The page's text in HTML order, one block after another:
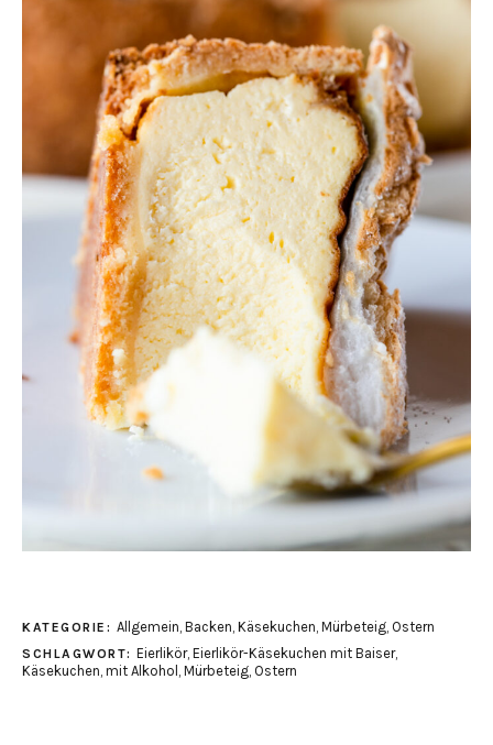
KATEGORIE: Allgemein Backen Käsekuchen Mürbeteig, Ostern
SCHLAGWORT: Eierlikör, Eierlikör-Käsekuchen mit Baiser,
Käsekuchen mit Alkohol Mürbeteig Ostern